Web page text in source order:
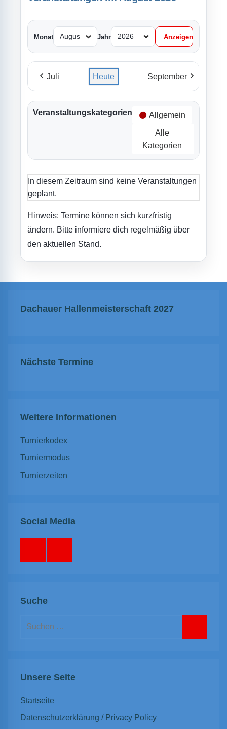
Monat Jahr
Juli Heute September
Veranstaltungskategorien Allgemein
Alle
Kategorien
In diesem Zeitraum sind keine Veranstaltungen
geplant.
Hinweis: Termine können sich kurzfristig
ändern. Bitte informiere dich regelmäßig über
den aktuellen Stand.
Dachauer Hallenmeisterschaft 2027
Nächste Termine
Weitere Informationen
Turnierkodex
Turniermodus
Turnierzeiten
Social Media
Suche
Suchen
Unsere Seite
Startseite
Datenschutzerklärung / Privacy Policy